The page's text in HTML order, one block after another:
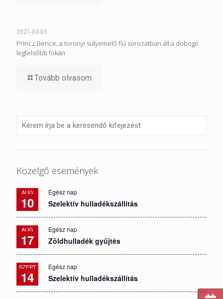
2021-03-03
Princz Bence, a toronyi súlyemelő fiú sorozatban áll a dobogó
legfelsőbb fokán
Tovább olvasom
Közelgő események
AUG
10
Egész nap
Szelektív hulladékszállítás
AUG
17
Egész nap
Zöldhulladék gyűjtés
SZEPT
14
Egész nap
Szelektív hulladékszállítás